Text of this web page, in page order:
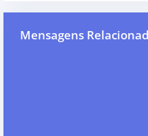
Mensagens